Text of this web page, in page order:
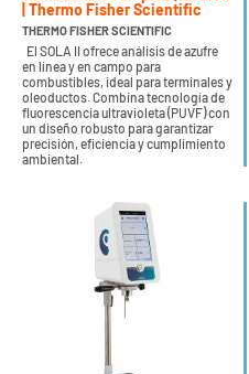
| Thermo Fisher Scientific
THERMO FISHER SCIENTIFIC
El SOLA II ofrece análisis de azufre
en línea y en campo para
combustibles, ideal para terminales y
oleoductos. Combina tecnología de
fluorescencia ultravioleta (PUVF) con
un diseño robusto para garantizar
precisión, eficiencia y cumplimiento
ambiental.